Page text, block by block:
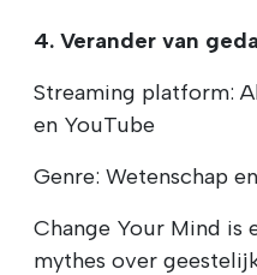
4. Verander van
Streaming platform:
en YouTube
Genre: Wetenschap
Change Your Mind is
mythes over